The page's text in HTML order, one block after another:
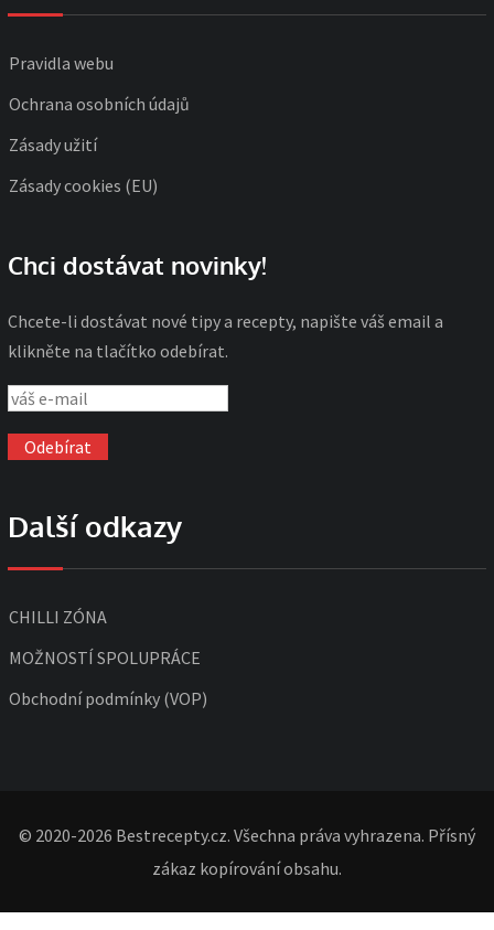
Pravidla webu
Ochrana osobních údajů
Zásady užití
Zásady cookies (EU)
Chci dostávat novinky!
Chcete-li dostávat nové tipy a recepty, napište váš email a
klikněte na tlačítko odebírat.
Další odkazy
CHILLI ZÓNA
MOŽNOSTÍ SPOLUPRÁCE
Obchodní podmínky (VOP)
© 2020-2026 Bestrecepty.cz. Všechna práva vyhrazena. Přísný
zákaz kopírování obsahu.